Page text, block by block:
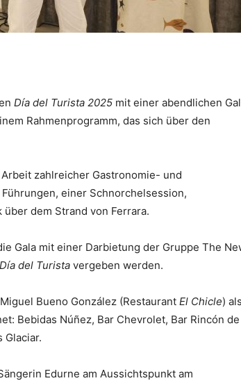
Día del Turista 2025 mit einer abendlichen
Rahmenprogramm, das sich über den
zahlreicher Gastronomie- und
einer Schnorchelsession,
dem Strand von Ferrara.
Gala mit einer Darbietung der Gruppe The
Día del Turista vergeben werden.
Bueno González (Restaurant El Chicle) als
Bebidas Núñez, Bar Chevrolet, Bar Rincón de
Glaciar.
Edurne am Aussichtspunkt am